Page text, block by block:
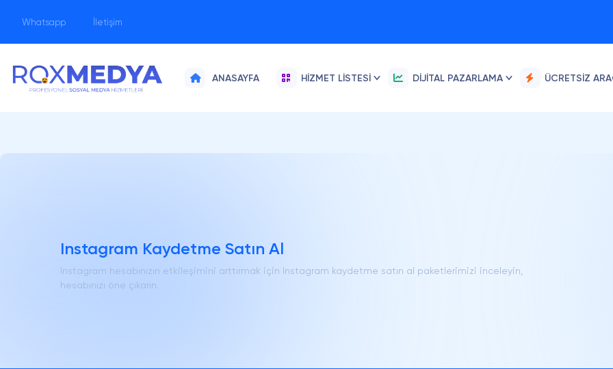
Whatsapp İletişim
ANASAYFA HIZMET LISTESI DIJITAL PAZARLAMA ÜCRETSIZ
Instagram Kaydetme Satın Al
Instagram hesabınızın etkileşimini arttırmak için Instagram kaydetme satın al paketlerimizi inceleyin,
hesabınızı öne çıkarın.